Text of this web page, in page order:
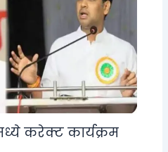
करेक्ट कार्यक्रम